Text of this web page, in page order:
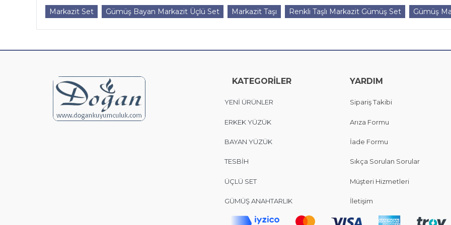
Markazit Set Gümüş Bayan Markazit Üçlü Set Markazit Taşı Renkli Taşlı Markazit Gümüş Set Gümüş
KATEGORİLER
YENİ ÜRÜNLER
ERKEK YÜZÜK
BAYAN YÜZÜK
TESBİH
ÜÇLÜ SET
GÜMÜŞ ANAHTARLIK
YARDIM
Sipariş Takibi
Arıza Formu
İade Formu
Sıkça Sorulan Sorular
Müşteri Hizmetleri
İletişim